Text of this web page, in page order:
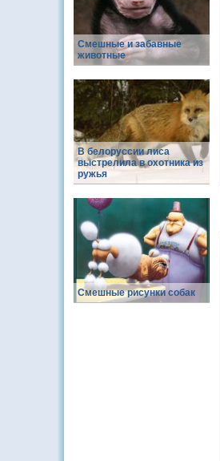
Смешные и забавные
животные
В белоруссии лиса
выстрелила в охотника из
ружья
Смешные рисунки собак